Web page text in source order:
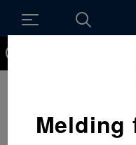
Melding